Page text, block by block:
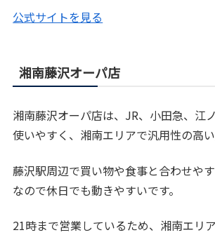
公式サイトを見る
湘南藤沢オーパ店
湘南藤沢オーパ店は、JR、小田急、江
使いやすく、湘南エリアで汎用性の高い
藤沢駅周辺で買い物や食事と合わせや
なので休日でも動きやすいです。
21時まで営業しているため、湘南エリ